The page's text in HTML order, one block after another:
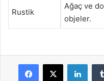
Rustik
Ağaç ve
objeler.
Facebook
X